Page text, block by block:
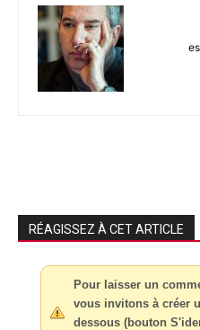
RÉAGISSEZ À CET ARTICLE
Pour laisser un
vous invitons à créer
dessous (bouton